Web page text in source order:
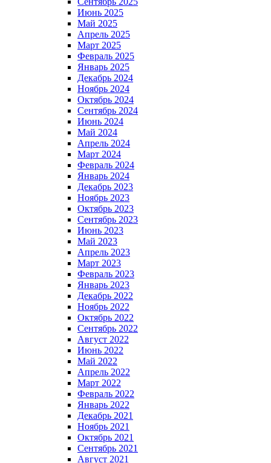
Июнь 2025
Май 2025
Апрель 2025
Март 2025
Февраль 2025
Январь 2025
Декабрь 2024
Ноябрь 2024
Октябрь 2024
Сентябрь 2024
Июнь 2024
Май 2024
Апрель 2024
Март 2024
Февраль 2024
Январь 2024
Декабрь 2023
Ноябрь 2023
Октябрь 2023
Сентябрь 2023
Июнь 2023
Май 2023
Апрель 2023
Март 2023
Февраль 2023
Январь 2023
Декабрь 2022
Ноябрь 2022
Октябрь 2022
Сентябрь 2022
Август 2022
Июнь 2022
Май 2022
Апрель 2022
Март 2022
Февраль 2022
Январь 2022
Декабрь 2021
Ноябрь 2021
Октябрь 2021
Сентябрь 2021
Август 2021